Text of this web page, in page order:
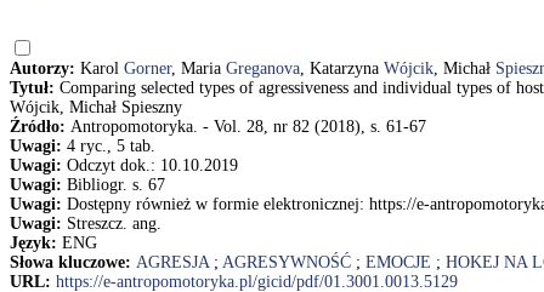
Autorzy: Karol Gorner, Maria Greganova, Katarzyna Wójcik, Michał
Tytuł: Comparing selected types of agressiveness and individual types of
Wójcik, Michał Spieszny
Źródło: Antropomotoryka. - Vol. 28, nr 82 (2018), s. 61-67
Uwagi: 4 ryc., 5 tab.
Uwagi: Odczyt dok.: 10.10.2019
Uwagi: Bibliogr. s. 67
Uwagi: Dostępny również w formie elektronicznej: https://e-
Uwagi: Streszcz. ang.
Język: ENG
Słowa kluczowe: AGRESJA; AGRESYWNOŚĆ ; EMOCJE ; HOKEJ NA
URL: https://e-antropomotoryka.pl/gicid/pdf/01.3001.0013.5129